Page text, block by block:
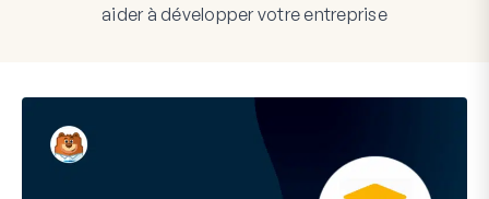
aider à développer votre entreprise